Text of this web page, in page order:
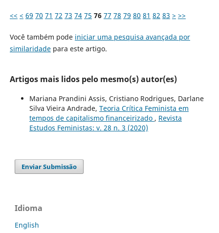
<< < 69 70 71 72 73 74 75 76 77 78 79 80 81 82 83 > >>
Você também pode iniciar uma pesquisa avançada por
similaridadepara este artigo.
Artigos mais lidos pelo mesmo(s) autor(es)
Mariana Prandini Assis, Cristiano Rodrigues, Darlane
Silva Vieira Andrade, Teoria Crítica Feminista em
tempos de capitalismo financeirizado , Revista
Estudos Feministas: v. 28 n. 3 (2020)
Enviar Submissão
Idioma
English